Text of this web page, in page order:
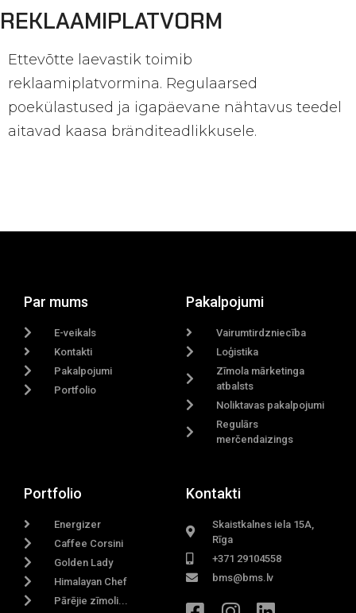
REKLAAMIPLATVORM
Ettevõtte laevastik toimib
reklaamiplatvormina. Regulaarsed
poekülastused ja igapäevane nähtavus teedel
aitavad kaasa bränditeadlikkusele.
Par mums
E-veikals
Kontakti
Pakalpojumi
Portfolio
Pakalpojumi
Vairumtirdzniecība
Loģistika
Zīmola mārketinga
atbalsts
Noliktavas pakalpojumi
Regulārs
merčendaizings
Portfolio
Energizer
Caffee Corsini
Golden Lady
Himalayan Chef
Pārējie zīmoli...
Kontakti
Skaistkalnes iela 15A,
Rīga
+371 29104558
bms@bms.lv